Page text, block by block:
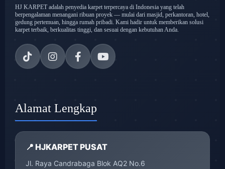
HJ KARPET adalah penyedia karpet terpercaya di Indonesia yang telah
berpengalaman menangani ribuan proyek — mulai dari masjid, perkantoran, hotel,
gedung pertemuan, hingga rumah pribadi. Kami hadir untuk memberikan solusi
karpet terbaik, berkualitas tinggi, dan sesuai dengan kebutuhan Anda.
Alamat Lengkap
📍 HJKARPET PUSAT
Jl. Raya Candrabaga Blok AQ2 No.6